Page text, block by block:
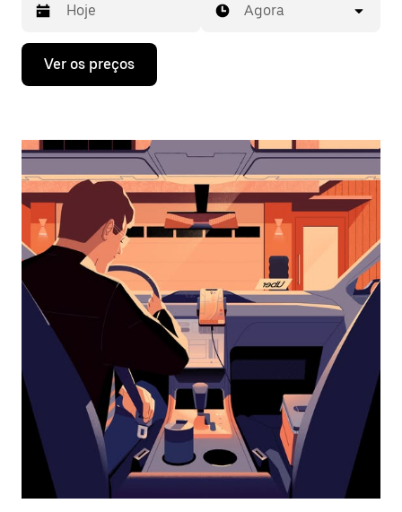
Prima
tecla
interagir
o
calendário
selecionar
uma
data.
Prima
o
botão
o
calendário.
Agora
Ver os preços